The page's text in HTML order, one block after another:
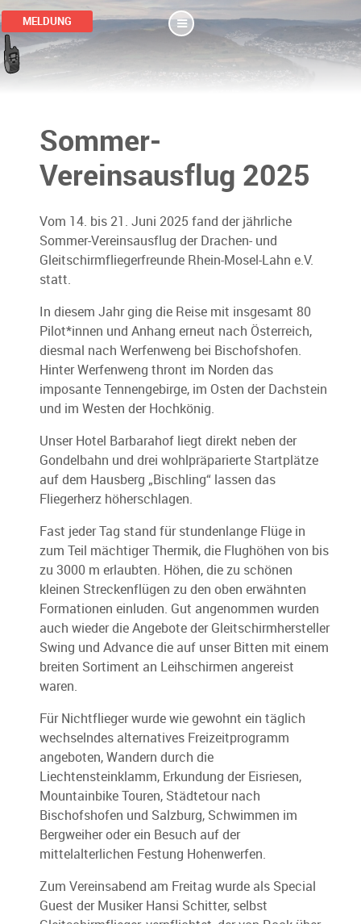
MELDUNG
Sommer-
Vereinsausflug 2025
Vom 14. bis 21. Juni 2025 fand der jährliche
Sommer-Vereinsausflug der Drachen- und
Gleitschirmfliegerfreunde Rhein-Mosel-Lahn e.V.
statt.
In diesem Jahr ging die Reise mit insgesamt 80
Pilot*innen und Anhang erneut nach Österreich,
diesmal nach Werfenweng bei Bischofshofen.
Hinter Werfenweng thront im Norden das
imposante Tennengebirge, im Osten der Dachstein
und im Westen der Hochkönig.
Unser Hotel Barbarahof liegt direkt neben der
Gondelbahn und drei wohlpräparierte Startplätze
auf dem Hausberg „Bischling“ lassen das
Fliegerherz höherschlagen.
Fast jeder Tag stand für stundenlange Flüge in
zum Teil mächtiger Thermik, die Flughöhen von bis
zu 3000 m erlaubten. Höhen, die zu schönen
kleinen Streckenflügen zu den oben erwähnten
Formationen einluden. Gut angenommen wurden
auch wieder die Angebote der Gleitschirmhersteller
Swing und Advance die auf unser Bitten mit einem
breiten Sortiment an Leihschirmen angereist
waren.
Für Nichtflieger wurde wie gewohnt ein täglich
wechselndes alternatives Freizeitprogramm
angeboten, Wandern durch die
Liechtensteinklamm, Erkundung der Eisriesen,
Mountainbike Touren, Städtetour nach
Bischofshofen und Salzburg, Schwimmen im
Bergweiher oder ein Besuch auf der
mittelalterlichen Festung Hohenwerfen.
Zum Vereinsabend am Freitag wurde als Special
Guest der Musiker Hansi Schitter, selbst